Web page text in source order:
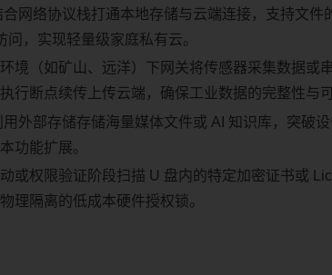
合网络协议栈打通本地存储与云端连接，支持文件
，实现轻量级家庭私有云。
境（如矿山、远洋）下网关将传感器采集数据或
行断点续传上传云端，确保工业数据的完整性与可
用外部存储存储海量媒体文件或 AI 知识库，突破
功能扩展。
或权限验证阶段扫描 U 盘内的特定加密证书或
理隔离的低成本硬件授权锁。